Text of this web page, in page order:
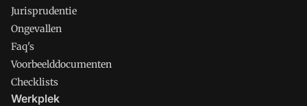
Jurisprudentie
Ongevallen
Faq's
Voorbeelddocumenten
Checklists
Werkplek